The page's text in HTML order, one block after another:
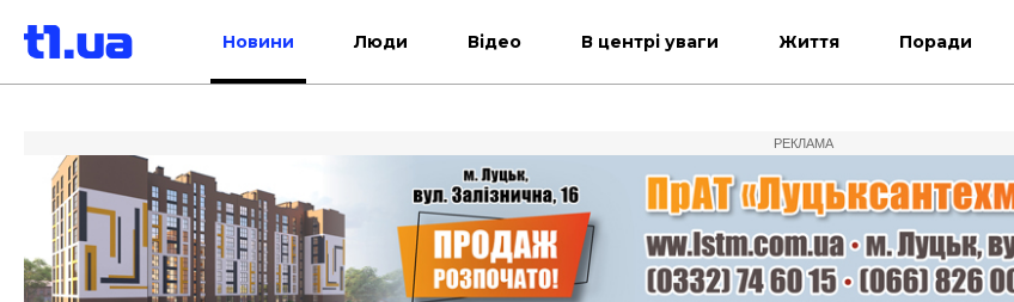
Новини Люди Відео В центрі уваги Життя Поради
РЕКЛАМА